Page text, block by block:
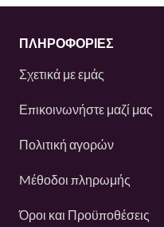
ΠΛΗΡΟΦΟΡΙΕΣ
Σχετικά με εμάς
Επικοινωνήστε μαζί μας
Πολιτική αγορών
Mέθοδοι πληρωμής
Όροι και Προϋποθέσεις